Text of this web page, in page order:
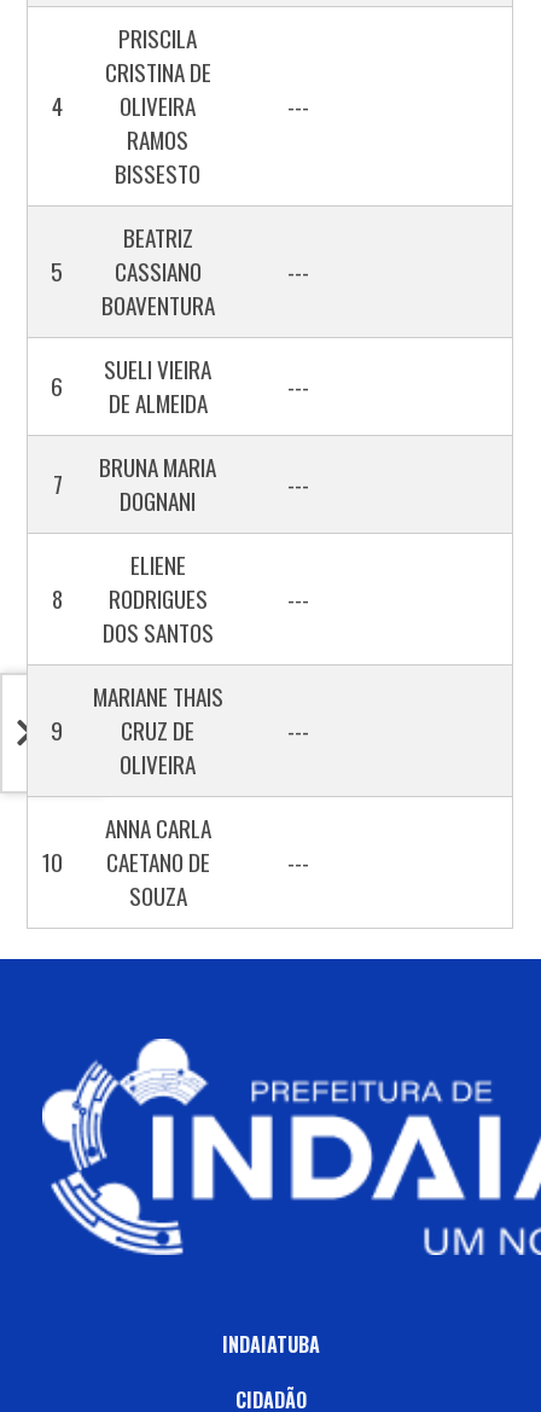
4
PRISCILA
CRISTINA DE
OLIVEIRA
RAMOS
BISSESTO
---
5
BEATRIZ
CASSIANO
BOAVENTURA
---
6
SUELI VIEIRA
DE ALMEIDA
---
7
BRUNA MARIA
DOGNANI
---
8
ELIENE
RODRIGUES
DOS SANTOS
---
9
MARIANE THAIS
CRUZ DE
OLIVEIRA
---
10
ANNA CARLA
CAETANO DE
SOUZA
---
INDAIATUBA
CIDADÃO